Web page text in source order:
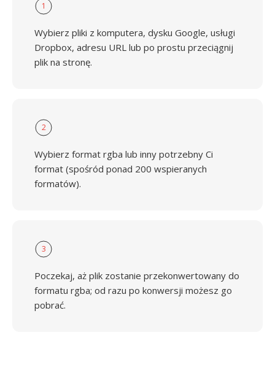
1
Wybierz pliki z komputera, dysku Google, usługi
Dropbox, adresu URL lub po prostu przeciągnij
plik na stronę.
2
Wybierz format rgba lub inny potrzebny Ci
format (spośród ponad 200 wspieranych
formatów).
3
Poczekaj, aż plik zostanie przekonwertowany do
formatu rgba; od razu po konwersji możesz go
pobrać.